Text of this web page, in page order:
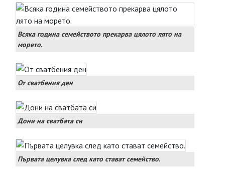
Всяка година семейството прекарва цялото лято на
морето.
От сватбения ден
Дони на сватбата си
Първата целувка след като стават семейство.